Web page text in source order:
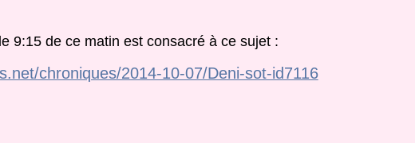
9:15 de ce matin est consacré à ce sujet :
chroniques/2014-10-07/Deni-sot-id7116